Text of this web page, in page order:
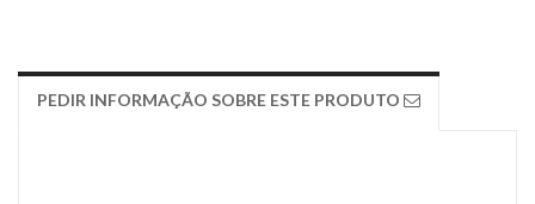
PEDIR INFORMAÇÃO SOBRE ESTE PRODUTO